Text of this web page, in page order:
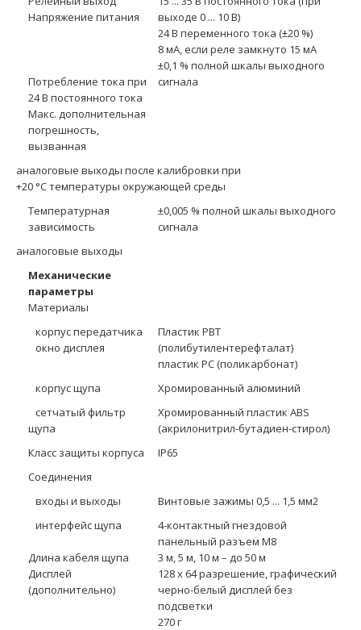
Напряжение питания
Потребление тока при
24 В постоянного тока
Макс. дополнительная
погрешность,
вызванная
выходе 0 ... 10 В)
24 В переменного тока (±20 %)
8 мA, если реле замкнуто 15 мA
±0,1 % полной шкалы выходного
сигнала
аналоговые выходы после калибровки при
+20 °C температуры окружающей среды
Температурная
зависимость
±0,005 % полной шкалы выходного
сигнала
аналоговые выходы
Механические
параметры
Материалы
корпус передатчика
окно дисплея
Пластик PBT
(полибутилентерефталат)
пластик PC (поликарбонат)
корпус щупа
Хромированный алюминий
сетчатый фильтр
щупа
Хромированный пластик ABS
(акрилонитрил-бутадиен-стирол)
Класс защиты корпуса
IP65
Соединения
входы и выходы
Винтовые зажимы 0,5 ... 1,5 мм2
интерфейс щупа
Длина кабеля щупа
Дисплей
(дополнительно)
4-контактный гнездовой
панельный разъем M8
3 м, 5 м, 10 м – до 50 м
128 x 64 разрешение, графический
черно-белый дисплей без
подсветки
270 г